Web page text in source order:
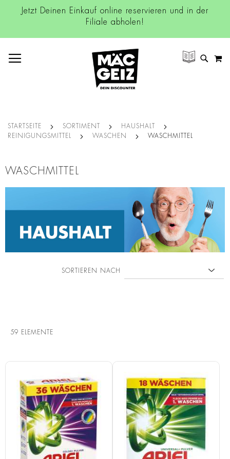
Jetzt Deinen Einkauf online reservieren und in der
Filiale abholen!
SUCHE
STARTSEITE SORTIMENT
HAUSHALT
REINIGUNGSMITTEL
WASCHEN WASCHMITTEL
WASCHMITTEL
59 ELEMENTE
SORTIEREN NACH